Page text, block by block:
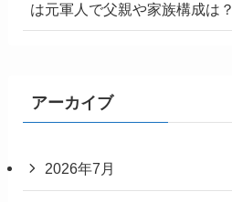
は元軍人で父親や家族構成は？
アーカイブ
2026年7月